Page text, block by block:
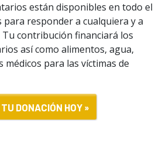
están disponibles en todo el
para responder a cualquiera y a
contribución financiará los
así como alimentos, agua,
para las víctimas de
DONACIÓN HOY »